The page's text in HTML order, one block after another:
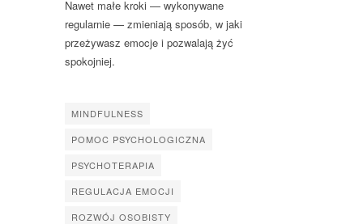
Nawet małe kroki — wykonywane
regularnie — zmieniają sposób, w jaki
przeżywasz emocje i pozwalają żyć
spokojniej.
MINDFULNESS
POMOC PSYCHOLOGICZNA
PSYCHOTERAPIA
REGULACJA EMOCJI
ROZWÓJ OSOBISTY